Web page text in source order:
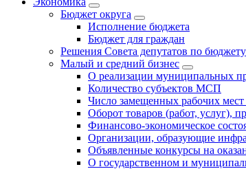
Бюджет округa
Исполнение бюджета
Бюджет для граждан
Решения Совета депутатов по бюджету
Малый и средний бизнес
О реализации муниципальных
Количество субъектов МСП
Число замещенных рабочих
Оборот товаров (работ, услуг),
Финансово-экономическое
Организации, образующие
Объявленные конкурсы на
О государственном и